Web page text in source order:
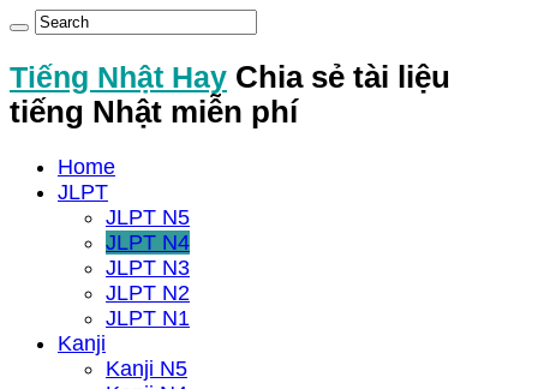
Tiếng Nhật Hay Chia sẻ tài liệu
tiếng Nhật miễn phí
Home
JLPT
JLPT N5
JLPT N4
JLPT N3
JLPT N2
JLPT N1
Kanji
Kanji N5